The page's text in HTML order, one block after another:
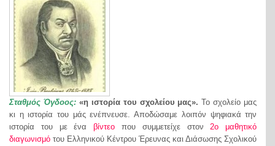
Σταθμός Όγδοος: «η ιστορία του σχολείου μας».Το σχολείο μας
κι η ιστορία του μάς ενέπνευσε. Αποδώσαμε λοιπόν ψηφιακά την
ιστορία του με έναβίντεο που συμμετείχε στον2ομαθητικό
διαγωνισμό του Ελληνικού Κέντρου Έρευνας και Διάσωσης Σχολικού